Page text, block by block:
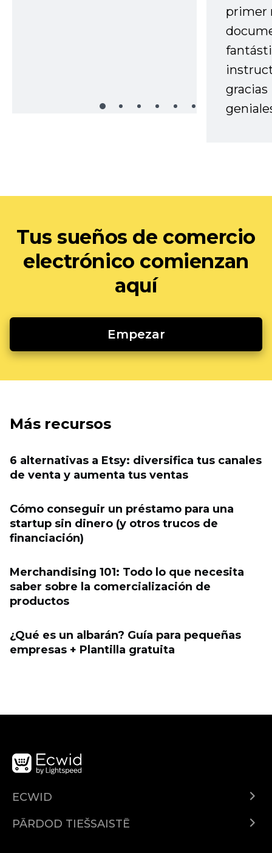
primer
gracias
Tus sueños de comercio
electrónico comienzan
aquí
Empezar
Más recursos
6 alternativas a Etsy: diversifica tus canales
de venta y aumenta tus ventas
Cómo conseguir un préstamo para una
startup sin dinero (y otros trucos de
financiación)
Merchandising 101: Todo lo que necesita
saber sobre la comercialización de
productos
¿Qué es un albarán? Guía para pequeñas
empresas + Plantilla gratuita
ECWID
Izcenojumi
PĀRDOD TIEŠSAISTĒ